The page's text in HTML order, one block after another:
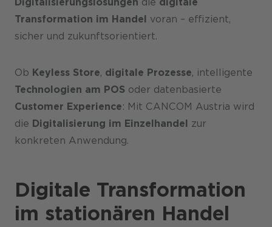
Karriere
Transformation im Handel voran – effizient,
sicher und zukunftsorientiert.
Ob Keyless Store, digitale Prozesse, intelligente
Technologien am POS oder datenbasierte
Customer Experience: Mit CANCOM Austria wird
die Digitalisierung im Einzelhandel zur
konkreten Anwendung.
Digitale Transformation
im stationären Handel